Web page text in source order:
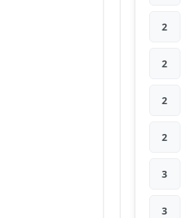
2
2
2
2
3
3